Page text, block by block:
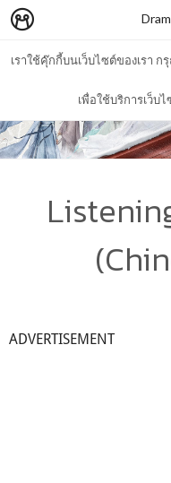
เราใช้คุ๊กกี้บนเว็บไซต์ของเรา
เพื่อใช้บริการเว็บ
ADVERTISEMENT